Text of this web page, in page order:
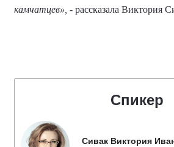
камчатцев», - рассказала Виктория
Спикер
Сивак Виктория